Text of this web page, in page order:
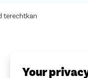
terechtkan
Your